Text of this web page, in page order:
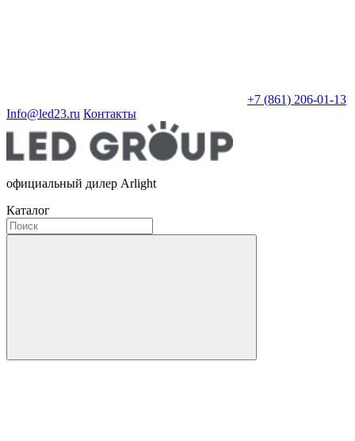
+7 (861) 206-01-13
Info@led23.ru Контакты
официальный дилер Arlight
Каталог